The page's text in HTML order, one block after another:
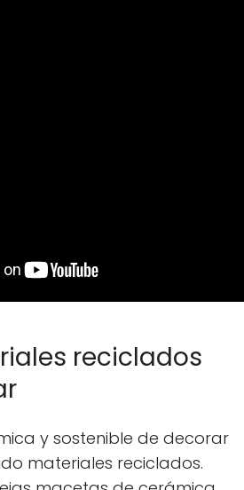
reciclados
y sostenible de decorar
materiales reciclados.